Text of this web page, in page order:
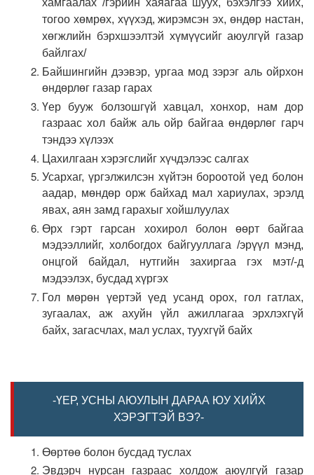
хамгаалах /гэрийн хаяагаа шуух, бэхэлгээ хийх,
тогоо хөмрөх, хүүхэд, жирэмсэн эх, өндөр настан,
хөгжлийн бэрхшээлтэй хүмүүсийг аюулгүй газар
байлгах/
Байшингийн дээвэр, ургаа мод зэрэг аль ойрхон
өндөрлөг газар гарах
Үер бууж болзошгүй хавцал, хонхор, нам дор
газраас хол байж аль ойр байгаа өндөрлөг гарч
тэндээ хүлээх
Цахилгаан хэрэгслийг хүчдэлээс салгах
Усархаг, үргэлжилсэн хүйтэн бороотой үед болон
аадар, мөндөр орж байхад мал хариулах, эрэлд
явах, аян замд гарахыг хойшлуулах
Өрх гэрт гарсан хохирол болон өөрт байгаа
мэдээллийг, холбогдох байгууллага /эрүүл мэнд,
онцгой байдал, нутгийн захиргаа гэх мэт/-д
мэдээлэх, бусдад хүргэх
Гол мөрөн үертэй үед усанд орох, гол гатлах,
зугаалах, аж ахуйн үйл ажиллагаа эрхлэхгүй
байх, загасчлах, мал услах, туухгүй байх
-ҮЕР, УСНЫ АЮУЛЫН ДАРАА ЮУ ХИЙХ
ХЭРЭГТЭЙ ВЭ?-
Өөртөө болон бусдад туслах
Эвдэрч нурсан газраас холдож аюулгүй газар